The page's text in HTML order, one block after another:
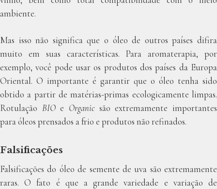
ambiente.
Mas isso não significa que o óleo de outros países difira
muito em suas características. Para aromaterapia, por
exemplo, você pode usar os produtos dos países da Europa
Oriental. O importante é garantir que o óleo tenha sido
obtido a partir de matérias-primas ecologicamente limpas.
Rotulação BIOe Organic são extremamente importantes
para óleos prensados a frio e produtos não refinados.
Falsificações
Falsificações do óleo de semente de uva são extremamente
raras. O fato é que a grande variedade e variação de